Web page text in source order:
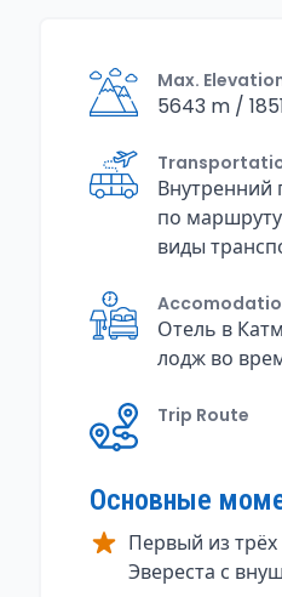
Max.
5643 m /
Внутренний
по
виды
Отель в
лодж во
Trip Route
Основные
Первый из
Эвереста с